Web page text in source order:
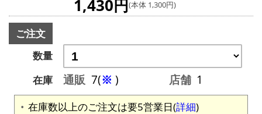
1,430円(本体 1,300円)
ご注文
数量
在庫
通販 7(※ ) 店舗 1
在庫数以上のご注文は要5営業日(詳細)